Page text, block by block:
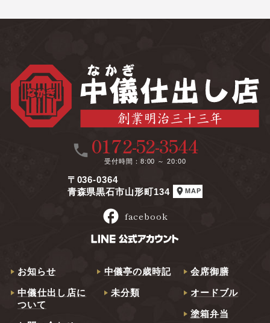
call 0172-52-3544
受付時間 8:00 ～ 20:00
〒036-0364
青森県黒石市山形町134
location_on MAP
facebook facebook
お知らせ
中儀仕出し店に
ついて
中儀亭の歳時記
未分類
会席御膳
オードブル
塗箱弁当